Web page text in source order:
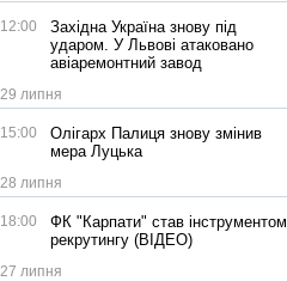
12:00
Західна Україна знову під
ударом. У Львові атаковано
авіаремонтний завод
29 липня
15:00
Олігарх Палиця знову змінив
мера Луцька
28 липня
18:00
ФК "Карпати" став інструментом
рекрутингу (ВІДЕО)
27 липня